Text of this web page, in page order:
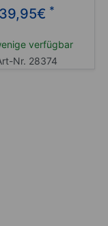
39,95€ *
verfügbar
Nr. 28374